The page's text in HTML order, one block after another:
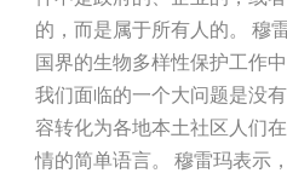
的，而是属于所有人的。 穆
国界的生物多样性保护工作
我们面临的一个大问题是没
容转化为各地本土社区人们
情的简单语言。 穆雷玛表示